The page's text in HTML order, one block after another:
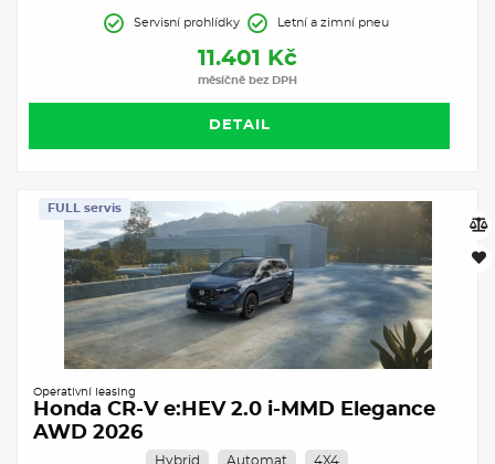
Servisní prohlídky Letní a zimní pneu
11.401 Kč
měsíčně bez DPH
DETAIL
FULL servis
Operativní leasing
Honda CR-V e:HEV 2.0 i-MMD Elegance
AWD 2026
Hybrid Automat 4X4